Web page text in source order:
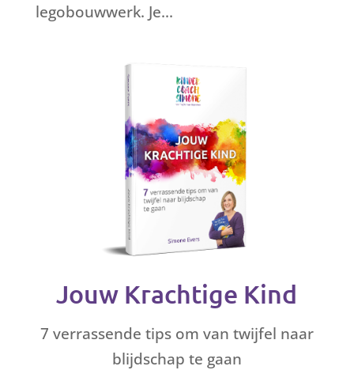
legobouwwerk. Je...
Jouw Krachtige Kind
7 verrassende tips om van twijfel naar
blijdschap te gaan